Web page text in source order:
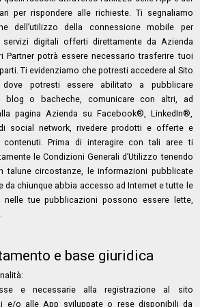
per rispondere alle richieste. Ti segnaliamo
dell’utilizzo della connessione mobile per
digitali offerti direttamente da Azienda
Partner potrà essere necessario trasferire tuoi
Ti evidenziamo che potresti accedere al Sito
potresti essere abilitato a pubblicare
blog o bacheche, comunicare con altri, ad
pagina Azienda su Facebook®, LinkedIn®,
social network, rivedere prodotti e offerte e
Prima di interagire con tali aree ti
le Condizioni Generali d’Utilizzo tenendo
talune circostanze, le informazioni pubblicate
da chiunque abbia accesso ad Internet e tutte le
nelle tue pubblicazioni possono essere lette,
e base giuridica
e necessarie alla registrazione al sito
e/o alle App sviluppate o rese disponibili da